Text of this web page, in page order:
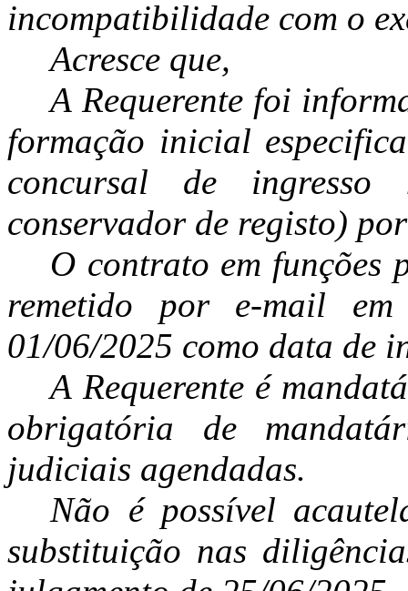
incompatibilidade com o
Acresce que,
A Requerente foi
formação inicial
concursal de
conservador de registo)
O contrato em funções
remetido por e-mail
01/06/2025 como data de
A Requerente é
obrigatória de
judiciais agendadas.
Não é possível
substituição nas